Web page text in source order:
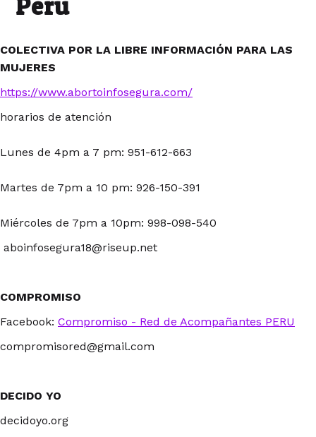
COLECTIVA POR LA LIBRE INFORMACIÓN PARA LAS
MUJERES
https://www.abortoinfosegura.com/
horarios de atención
Lunes de 4pm a 7 pm: 951-612-663
Martes de 7pm a 10 pm: 926-150-391
Miércoles de 7pm a 10pm: 998-098-540
aboinfosegura18@riseup.net
COMPROMISO
Facebook: Compromiso - Red de Acompañantes PERU
compromisored@gmail.com
DECIDO YO
decidoyo.org